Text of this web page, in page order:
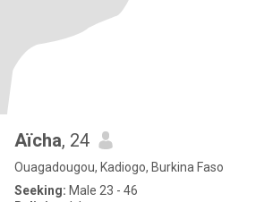
Aïcha, 24
Ouagadougou, Kadiogo, Burkina Faso
Seeking: Male 23 - 46